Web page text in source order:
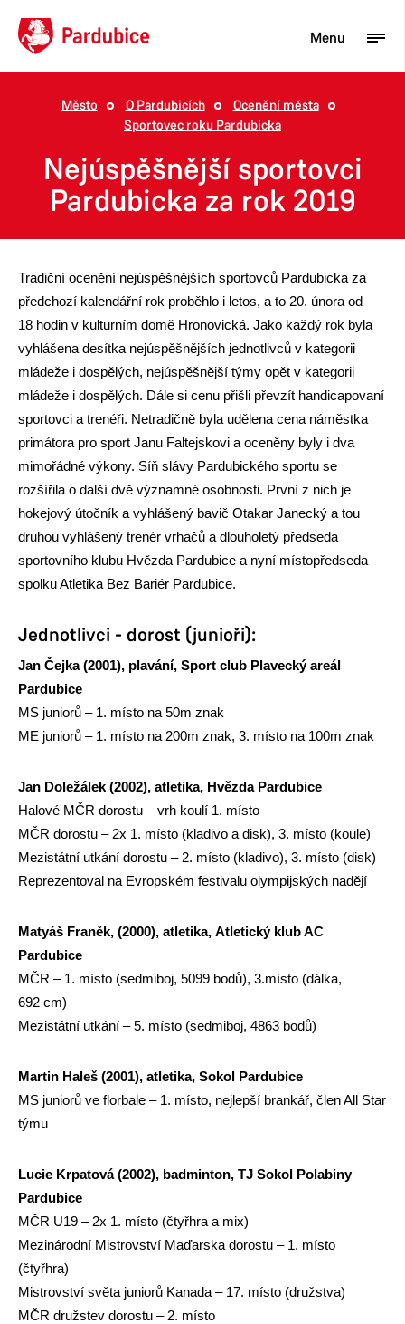
Turista
Aktuality
Občan
Podnikatel
Město
Město O Pardubicích
Ocenění města
Sportovec roku Pardubicka
Nejúspěšnější sportovci
Pardubicka za rok 2019
Tradiční ocenění nejúspěšnějších sportovců Pardubicka za
předchozí kalendářní rok proběhlo i letos, a to 20. února od
18 hodin v kulturním domě Hronovická. Jako každý rok byla
vyhlášena desítka nejúspěšnějších jednotlivců v kategorii
mládeže i dospělých, nejúspěšnější týmy opět v kategorii
mládeže i dospělých. Dále si cenu přišli převzít handicapovaní
sportovci a trenéři. Netradičně byla udělena cena náměstka
primátora pro sport Janu Faltejskovi a oceněny byly i dva
mimořádné výkony. Síň slávy Pardubického sportu se
rozšířila o další dvě významné osobnosti. První z nich je
hokejový útočník a vyhlášený bavič Otakar Janecký a tou
druhou vyhlášený trenér vrhačů a dlouholetý předseda
sportovního klubu Hvězda Pardubice a nyní místopředseda
spolku Atletika Bez Bariér Pardubice.
Jednotlivci - dorost (junioři):
Jan Čejka (2001), plavání, Sport club Plavecký areál
Pardubice
MS juniorů – 1. místo na 50m znak
ME juniorů – 1. místo na 200m znak, 3. místo na 100m znak
Jan Doležálek (2002), atletika, Hvězda Pardubice
Halové MČR dorostu – vrh koulí 1. místo
MČR dorostu – 2x 1. místo (kladivo a disk), 3. místo (koule)
Mezistátní utkání dorostu – 2. místo (kladivo), 3. místo (disk)
Reprezentoval na Evropském festivalu olympijských nadějí
Matyáš Franěk, (2000), atletika, Atletický klub AC
Pardubice
MČR – 1. místo (sedmiboj, 5099 bodů), 3.místo (dálka,
692 cm)
Mezistátní utkání – 5. místo (sedmiboj, 4863 bodů)
Martin Haleš (2001), atletika, Sokol Pardubice
MS juniorů ve florbale – 1. místo, nejlepší brankář, člen All Star
týmu
Lucie Krpatová (2002), badminton, TJ Sokol Polabiny
Pardubice
MČR U19 – 2x 1. místo (čtyřhra a mix)
Mezinárodní Mistrovství Maďarska dorostu – 1. místo
(čtyřhra)
Mistrovství světa juniorů Kanada – 17. místo (družstva)
MČR družstev dorostu – 2. místo
Menu